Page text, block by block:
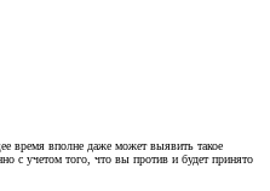
время вполне даже может выявить такое
с учетом того, что вы против и будет принято